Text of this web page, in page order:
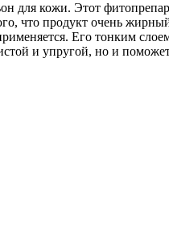
для кожи. Этот
что продукт очень
Его тонким
и упругой, но и